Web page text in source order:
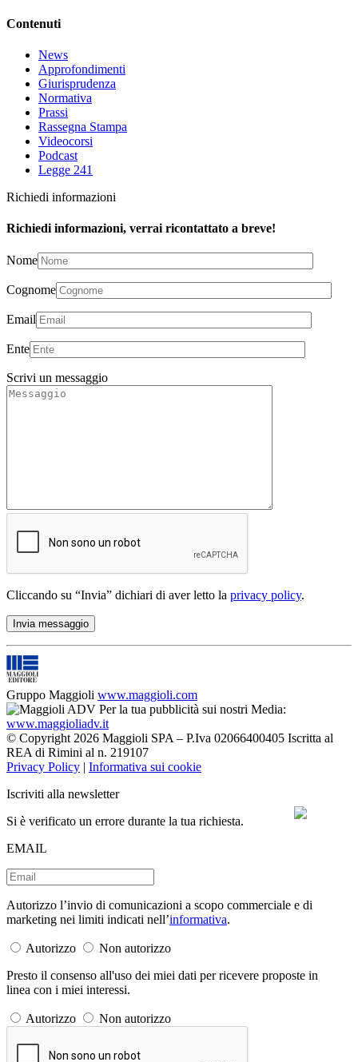
Contenuti
News
Approfondimenti
Giurisprudenza
Normativa
Prassi
Rassegna Stampa
Videocorsi
Podcast
Legge 241
Richiedi informazioni
Richiedi informazioni, verrai ricontattato a breve!
Nome
Cognome
Email
Ente
Scrivi un messaggio
Cliccando su “Invia” dichiari di aver letto la privacy policy.
Gruppo Maggioli www.maggioli.com
Per la tua pubblicità sui nostri Media:
www.maggioliadv.it
© Copyright 2026 Maggioli SPA – P.Iva 02066400405 Iscritta al
REA di Rimini al n. 219107
Privacy Policy | Informativa sui cookie
Iscriviti alla newsletter
Si è verificato un errore durante la tua richiesta.
EMAIL
Autorizzo l’invio di comunicazioni a scopo commerciale e di
marketing nei limiti indicati nell’informativa.
Autorizzo
Non autorizzo
Presto il consenso all'uso dei miei dati per ricevere proposte in
linea con i miei interessi.
Autorizzo Non autorizzo